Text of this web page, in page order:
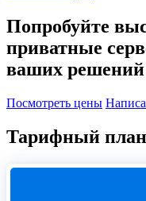
Попробуйте
приватные
ваших решений
Посмотреть цены
Тарифный план